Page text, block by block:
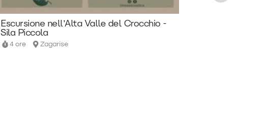
Escursione nell’Alta Valle del Crocchio -
Sila Piccola
4 ore Zagarise